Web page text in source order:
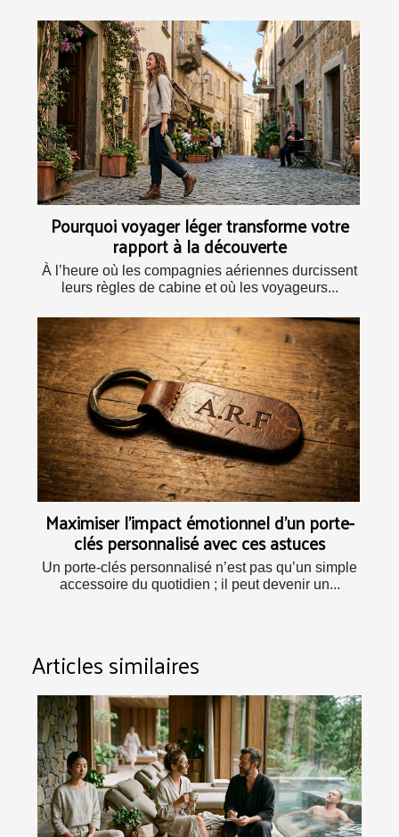
Pourquoi voyager léger transforme votre
rapport à la découverte
À l’heure où les compagnies aériennes durcissent
leurs règles de cabine et où les voyageurs...
Maximiser l'impact émotionnel d'un porte-
clés personnalisé avec ces astuces
Un porte-clés personnalisé n’est pas qu’un simple
accessoire du quotidien ; il peut devenir un...
Articles similaires